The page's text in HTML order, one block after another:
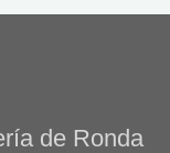
de Ronda